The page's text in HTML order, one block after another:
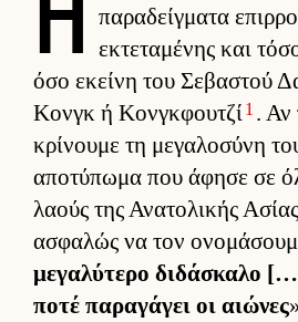
παραδείγ­ματα
εκτεταμένης και
όσο εκείνη του Σεβαστού
Κονγκ ή Κονγ­κφου­τζί1 . Αν
κρίνουμε τη μεγαλοσύνη
αποτύπωμα που άφησε σε
λαούς της Ανατολικής
ασφαλώς να τον
μεγαλύτερο διδάσκαλο
ποτέ παραγάγει οι αιώνες